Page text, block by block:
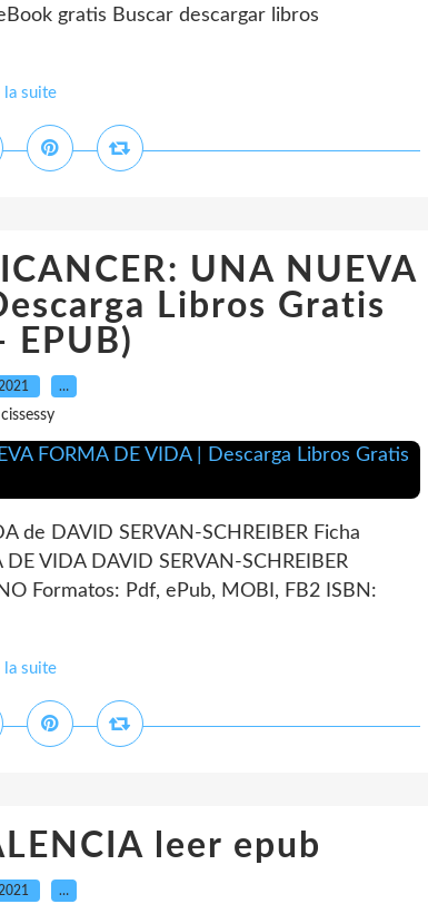
gratis Buscar descargar libros
la suite
UNA NUEVA
Libros Gratis
EPUB)
…
de DAVID SERVAN-SCHREIBER Ficha
VIDA DAVID SERVAN-SCHREIBER
Formatos: Pdf, ePub, MOBI, FB2 ISBN:
la suite
leer epub
…